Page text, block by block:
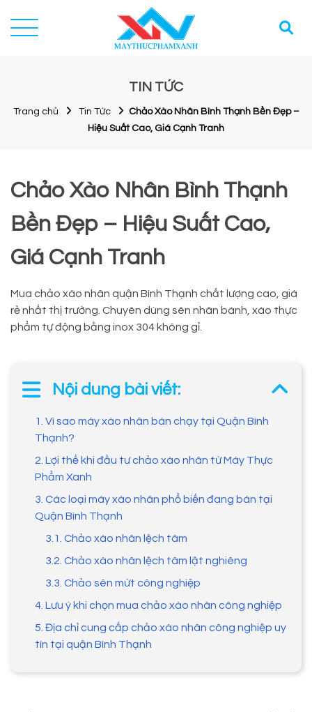
TIN TỨC
Trang chủ Tin Tức
Chảo Xào Nhân Bình Thạnh Bền Đẹp –
Hiệu Suất Cao, Giá Cạnh Tranh
Chảo Xào Nhân Bình Thạnh
Bền Đẹp – Hiệu Suất Cao,
Giá Cạnh Tranh
Mua chảo xào nhân quận Bình Thạnh chất lượng cao, giá
rẻ nhất thị trường. Chuyên dùng sên nhân bánh, xào thực
phẩm tự động bằng inox 304 không gỉ.
Nội dung bài viết:
1. Vì sao máy xào nhân bán chạy tại Quận Bình
Thạnh?
2. Lợi thế khi đầu tư chảo xào nhân từ Máy Thực
Phẩm Xanh
3. Các loại máy xào nhân phổ biến đang bán tại
Quận Bình Thạnh
3.1. Chảo xào nhân lệch tâm
3.2. Chảo xào nhân lệch tâm lật nghiêng
3.3. Chảo sên mứt công nghiệp
4. Lưu ý khi chọn mua chảo xào nhân công nghiệp
5. Địa chỉ cung cấp chảo xào nhân công nghiệp uy
tín tại quận Bình Thạnh